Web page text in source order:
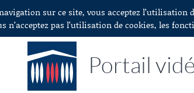
sur ce site, vous acceptez
n’acceptez pas l’utilisation de cookies, les
Portail